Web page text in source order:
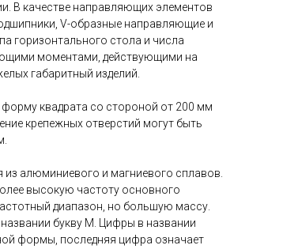
В качестве направляющих элементов
V-образные направляющие и
горизонтального стола и числа
моментами, действующими на
габаритный изделий.
квадрата со стороной от 200 мм
крепежных отверстий могут быть
алюминиевого и магниевого сплавов.
высокую частоту основного
диапазон, но большую массу.
букву M. Цифры в названии
формы, последняя цифра означает